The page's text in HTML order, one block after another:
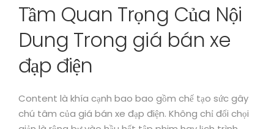
Tầm Quan Trọng Của Nội
Dung Trong giá bán xe
đạp điện
Content là khía cạnh bao bao gồm chế tạo sức gây
chú tâm của giá bán xe đạp điện. Không chỉ đối chọi